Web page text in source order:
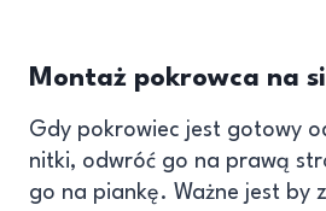
Montaż pokrowca na
Gdy pokrowiec jest gotowy
nitki, odwróć go na prawą
go na piankę. Ważne jest by